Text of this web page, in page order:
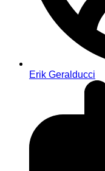
Erik Geralducci